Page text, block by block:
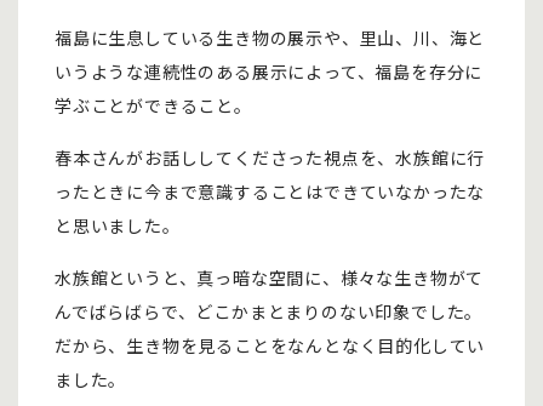
福島に生息している生き物の展示や、里山、川、海と
いうような連続性のある展示によって、福島を存分に
学ぶことができること。
春本さんがお話ししてくださった視点を、水族館に行
ったときに今まで意識することはできていなかったな
と思いました。
水族館というと、真っ暗な空間に、様々な生き物がて
んでばらばらで、どこかまとまりのない印象でした。
だから、生き物を見ることをなんとなく目的化してい
ました。